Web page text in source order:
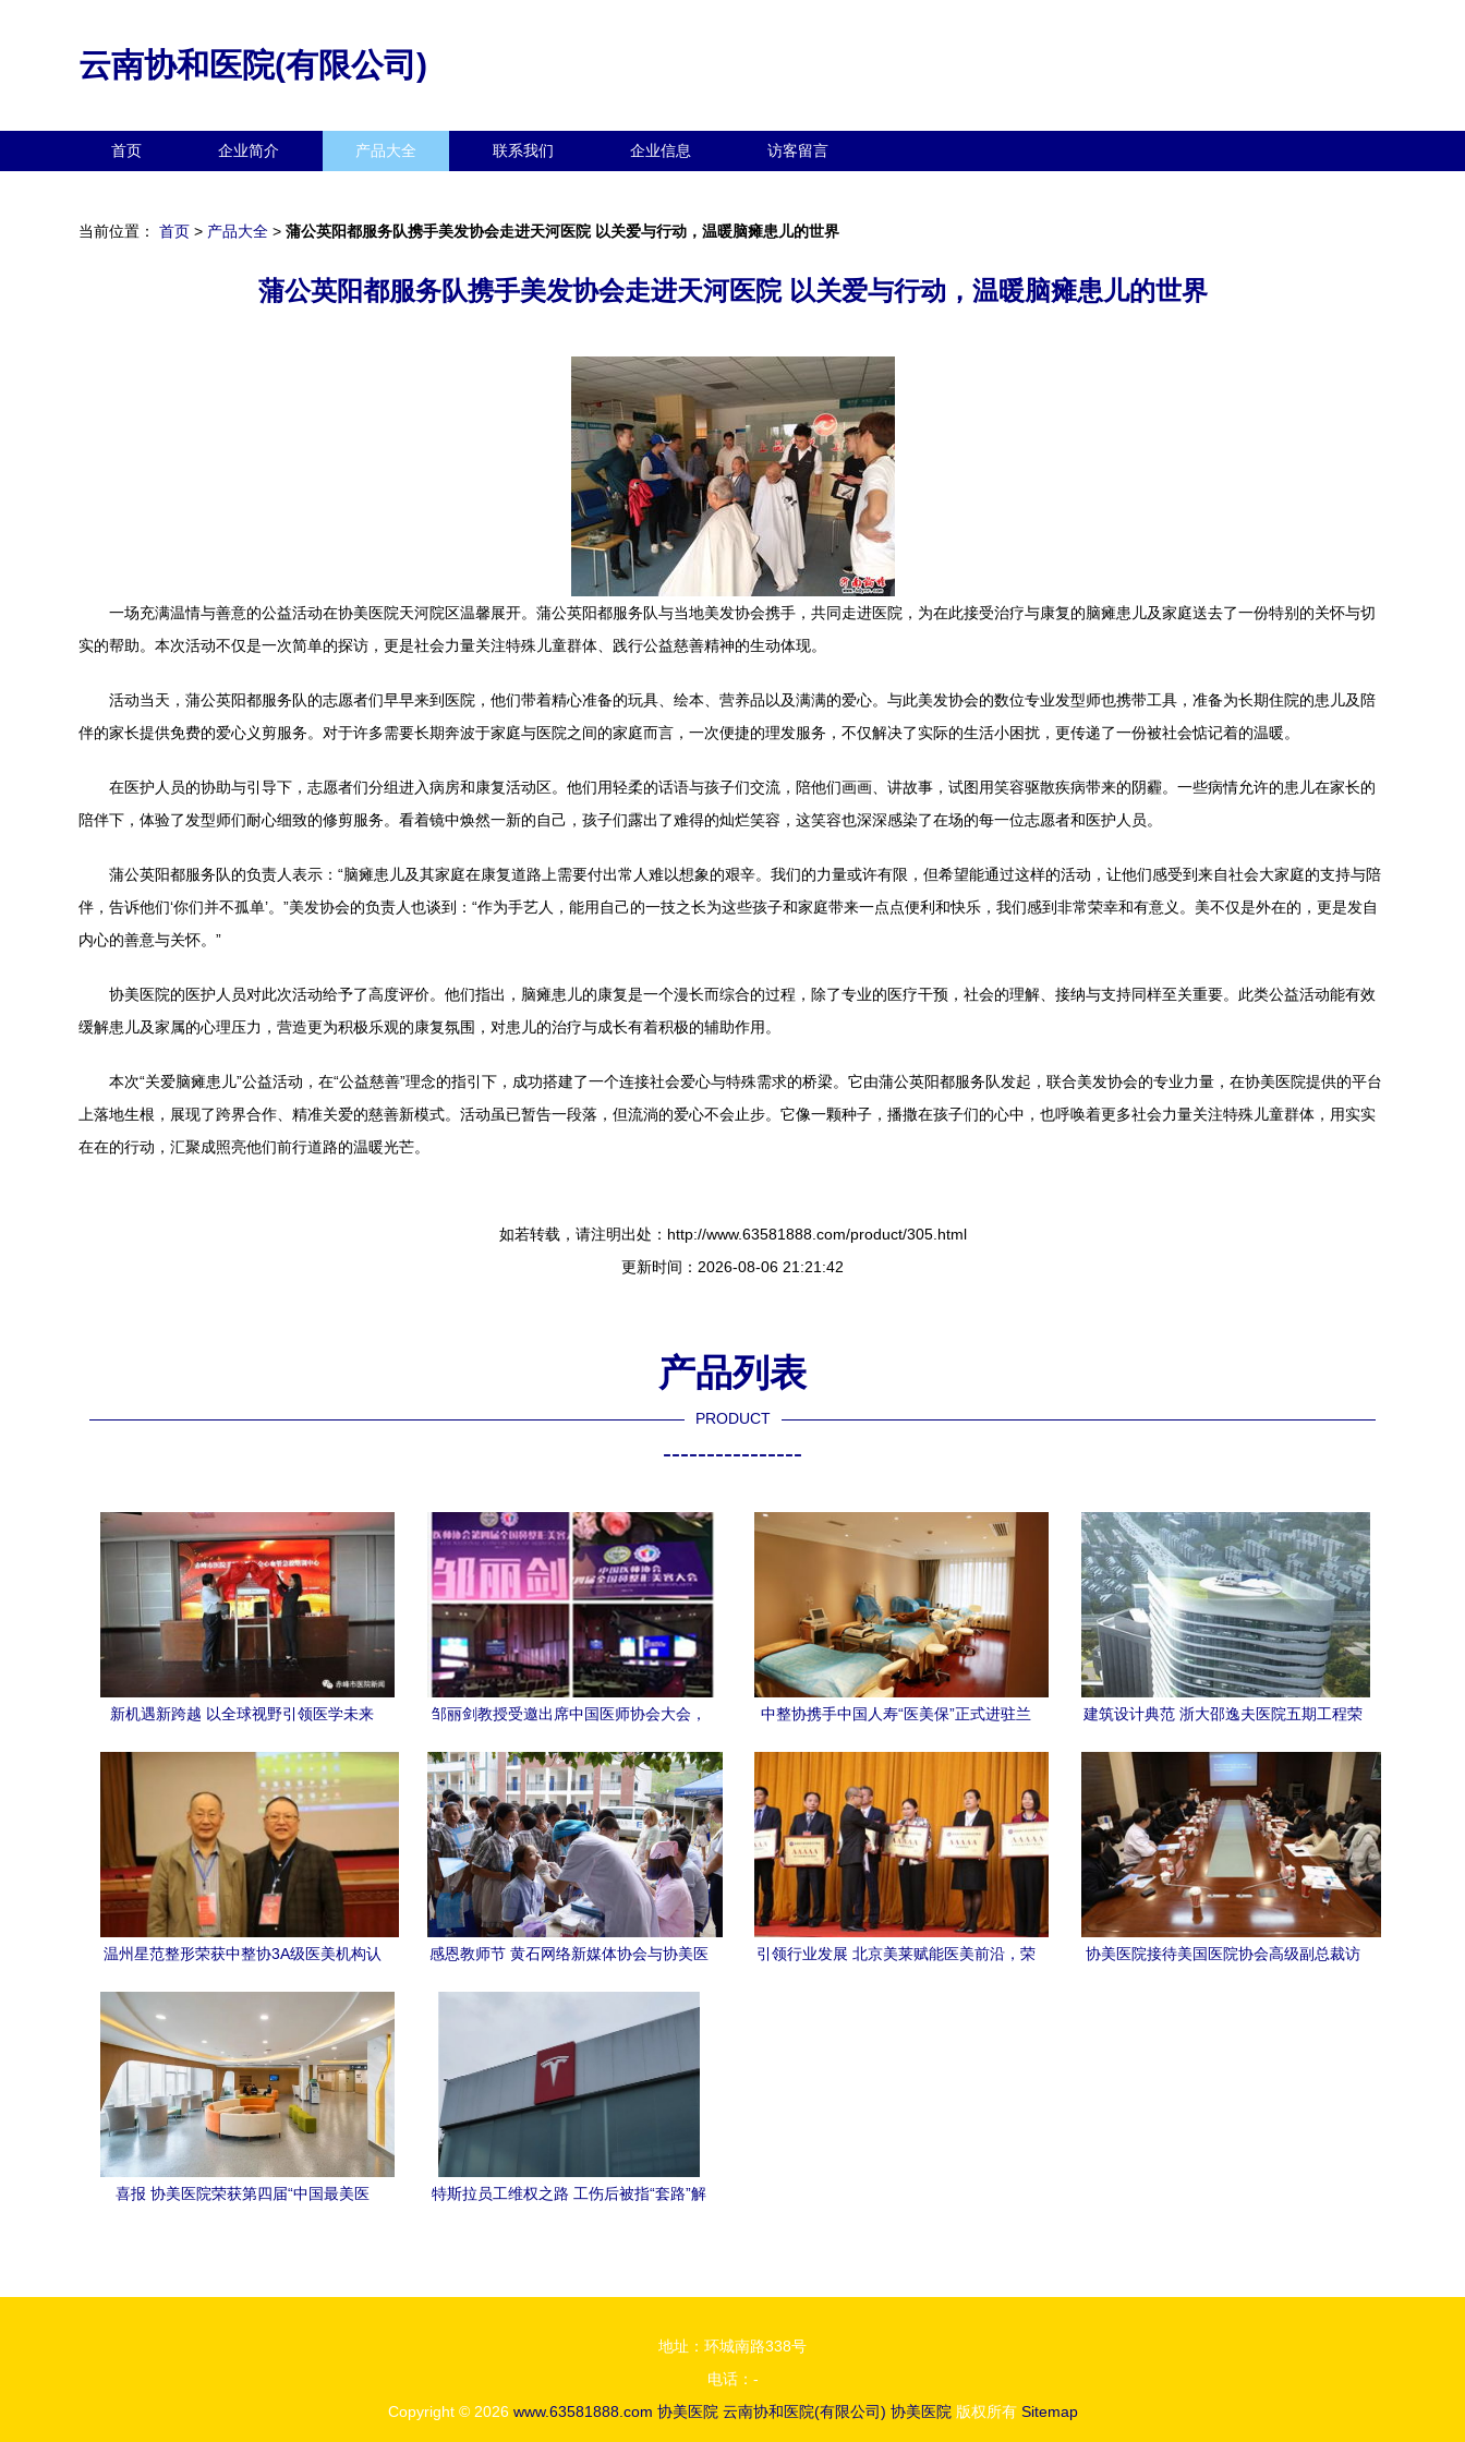
云南协和医院(有限公司)
首页 企业简介 产品大全 联系我们 企业信息 访客留言
当前位置： 首页 > 产品大全 > 蒲公英阳都服务队携手美发协会走进天河医院 以关爱与行动，温暖脑瘫患儿的世界
蒲公英阳都服务队携手美发协会走进天河医院 以关爱与行动，温暖脑瘫患儿的世界
一场充满温情与善意的公益活动在协美医院天河院区温馨展开。蒲公英阳都服务队与当地美发协会携手，共同走进医院，为在此接受治疗与康复的脑瘫患儿及家庭送去了一份特别的关怀与切
实的帮助。本次活动不仅是一次简单的探访，更是社会力量关注特殊儿童群体、践行公益慈善精神的生动体现。
活动当天，蒲公英阳都服务队的志愿者们早早来到医院，他们带着精心准备的玩具、绘本、营养品以及满满的爱心。与此美发协会的数位专业发型师也携带工具，准备为长期住院的患儿及陪
伴的家长提供免费的爱心义剪服务。对于许多需要长期奔波于家庭与医院之间的家庭而言，一次便捷的理发服务，不仅解决了实际的生活小困扰，更传递了一份被社会惦记着的温暖。
在医护人员的协助与引导下，志愿者们分组进入病房和康复活动区。他们用轻柔的话语与孩子们交流，陪他们画画、讲故事，试图用笑容驱散疾病带来的阴霾。一些病情允许的患儿在家长的
陪伴下，体验了发型师们耐心细致的修剪服务。看着镜中焕然一新的自己，孩子们露出了难得的灿烂笑容，这笑容也深深感染了在场的每一位志愿者和医护人员。
蒲公英阳都服务队的负责人表示：“脑瘫患儿及其家庭在康复道路上需要付出常人难以想象的艰辛。我们的力量或许有限，但希望能通过这样的活动，让他们感受到来自社会大家庭的支持与陪
伴，告诉他们‘你们并不孤单’。”美发协会的负责人也谈到：“作为手艺人，能用自己的一技之长为这些孩子和家庭带来一点点便利和快乐，我们感到非常荣幸和有意义。美不仅是外在的，更是发自
内心的善意与关怀。”
协美医院的医护人员对此次活动给予了高度评价。他们指出，脑瘫患儿的康复是一个漫长而综合的过程，除了专业的医疗干预，社会的理解、接纳与支持同样至关重要。此类公益活动能有效
缓解患儿及家属的心理压力，营造更为积极乐观的康复氛围，对患儿的治疗与成长有着积极的辅助作用。
本次“关爱脑瘫患儿”公益活动，在“公益慈善”理念的指引下，成功搭建了一个连接社会爱心与特殊需求的桥梁。它由蒲公英阳都服务队发起，联合美发协会的专业力量，在协美医院提供的平台
上落地生根，展现了跨界合作、精准关爱的慈善新模式。活动虽已暂告一段落，但流淌的爱心不会止步。它像一颗种子，播撒在孩子们的心中，也呼唤着更多社会力量关注特殊儿童群体，用实实
在在的行动，汇聚成照亮他们前行道路的温暖光芒。
如若转载，请注明出处：http://www.63581888.com/product/305.html
更新时间：2026-08-06 21:21:42
产品列表
PRODUCT
----------------
新机遇新跨越 以全球视野引领医学未来
管急救培训中心正式挂牌
邹丽剑教授受邀出席中国医师协会大会，
中整协携手中国人寿“医美保”正式进驻兰
建筑设计典范 浙大邵逸夫医院五期工程荣
温州星范整形荣获中整协3A级医美机构认
感恩教师节 黄石网络新媒体协会与协美医
引领行业发展 北京美莱赋能医美前沿，荣
协美医院接待美国医院协会高级副总裁访
喜报 协美医院荣获第四届“中国最美医
特斯拉员工维权之路 工伤后被指“套路”解
地址：环城南路338号
电话：-
Copyright © 2026 www.63581888.com 协美医院 云南协和医院(有限公司) 协美医院 版权所有 Sitemap